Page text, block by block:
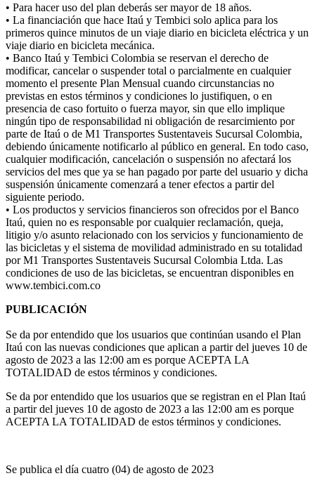
• Para hacer uso del plan deberás ser mayor de 18 años.
• La financiación que hace Itaú y Tembici solo aplica para los
primeros quince minutos de un viaje diario en bicicleta eléctrica y un
viaje diario en bicicleta mecánica.
• Banco Itaú y Tembici Colombia se reservan el derecho de
modificar, cancelar o suspender total o parcialmente en cualquier
momento el presente Plan Mensual cuando circunstancias no
previstas en estos términos y condiciones lo justifiquen, o en
presencia de caso fortuito o fuerza mayor, sin que ello implique
ningún tipo de responsabilidad ni obligación de resarcimiento por
parte de Itaú o de M1 Transportes Sustentaveis Sucursal Colombia,
debiendo únicamente notificarlo al público en general. En todo caso,
cualquier modificación, cancelación o suspensión no afectará los
servicios del mes que ya se han pagado por parte del usuario y dicha
suspensión únicamente comenzará a tener efectos a partir del
siguiente periodo.
• Los productos y servicios financieros son ofrecidos por el Banco
Itaú, quien no es responsable por cualquier reclamación, queja,
litigio y/o asunto relacionado con los servicios y funcionamiento de
las bicicletas y el sistema de movilidad administrado en su totalidad
por M1 Transportes Sustentaveis Sucursal Colombia Ltda. Las
condiciones de uso de las bicicletas, se encuentran disponibles en
www.tembici.com.co
PUBLICACIÓN
Se da por entendido que los usuarios que continúan usando el Plan
Itaú con las nuevas condiciones que aplican a partir del jueves 10 de
agosto de 2023 a las 12:00 am es porque ACEPTA LA
TOTALIDAD de estos términos y condiciones.
Se da por entendido que los usuarios que se registran en el Plan Itaú
a partir del jueves 10 de agosto de 2023 a las 12:00 am es porque
ACEPTA LA TOTALIDAD de estos términos y condiciones.
Se publica el día cuatro (04) de agosto de 2023